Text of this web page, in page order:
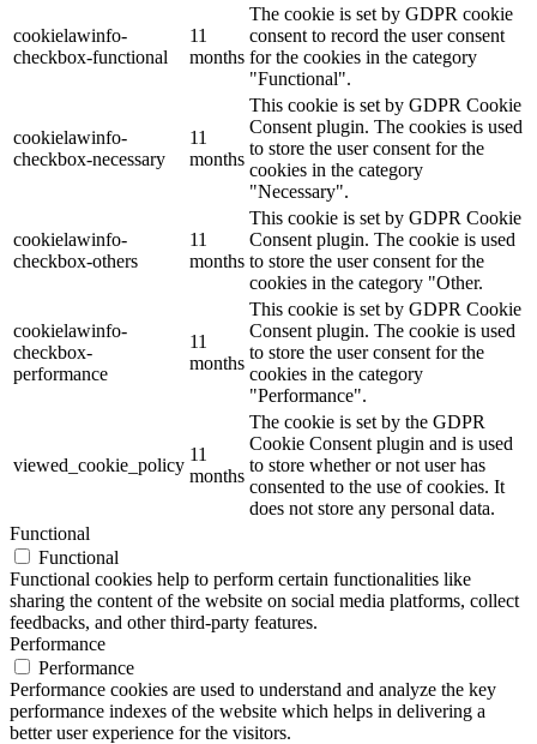
cookielawinfo-
checkbox-functional
11
months
The cookie is set by GDPR cookie
consent to record the user consent
for the cookies in the category
"Functional".
cookielawinfo-
checkbox-necessary
11
months
This cookie is set by GDPR Cookie
Consent plugin. The cookies is used
to store the user consent for the
cookies in the category
"Necessary".
cookielawinfo-
checkbox-others
11
months
This cookie is set by GDPR Cookie
Consent plugin. The cookie is used
to store the user consent for the
cookies in the category "Other.
cookielawinfo-
checkbox-
performance
11
months
This cookie is set by GDPR Cookie
Consent plugin. The cookie is used
to store the user consent for the
cookies in the category
"Performance".
viewed_cookie_policy
11
months
The cookie is set by the GDPR
Cookie Consent plugin and is used
to store whether or not user has
consented to the use of cookies. It
does not store any personal data.
Functional
Functional
Functional cookies help to perform certain functionalities like
sharing the content of the website on social media platforms, collect
feedbacks, and other third-party features.
Performance
Performance
Performance cookies are used to understand and analyze the key
performance indexes of the website which helps in delivering a
better user experience for the visitors.